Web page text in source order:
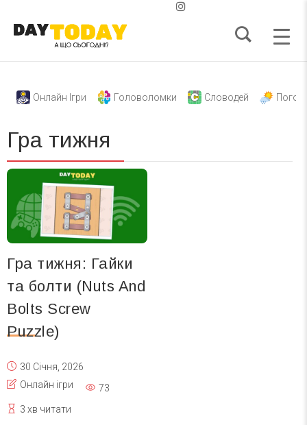
Онлайн Ігри Головоломки Словодей
Гра тижня
Гра тижня: Гайки
та болти (Nuts And
Bolts Screw
Puzzle)
30 Січня, 2026
Онлайн ігри
73
3 хв читати